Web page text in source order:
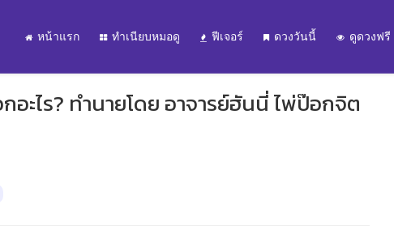
หน้าแรก ทำเนียบหมอดู ฟีเจอร์ ดวงวันนี้ ดูดวงฟรี
ะไร? ทำนายโดย อาจารย์ฮันนี่ ไพ่ป๊อกจิต